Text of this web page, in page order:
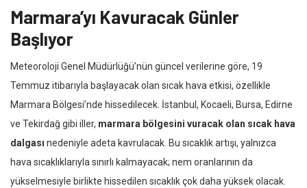
Marmara’yı Kavuracak Günler
Başlıyor
Meteoroloji Genel Müdürlüğü’nün güncel verilerine göre, 19
Temmuz itibarıyla başlayacak olan sıcak hava etkisi, özellikle
Marmara Bölgesi’nde hissedilecek. İstanbul, Kocaeli, Bursa, Edirne
ve Tekirdağ gibi iller, marmara bölgesini vuracak olan sıcak hava
dalgası nedeniyle adeta kavrulacak. Bu sıcaklık artışı, yalnızca
hava sıcaklıklarıyla sınırlı kalmayacak; nem oranlarının da
yükselmesiyle birlikte hissedilen sıcaklık çok daha yüksek olacak.